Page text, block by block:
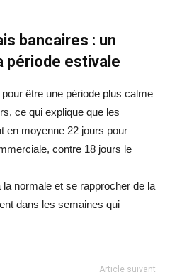
bancaires : un
période estivale
être une période plus calme
ce qui explique que les
en moyenne 22 jours pour
contre 18 jours le
normale et se rapprocher de la
dans les semaines qui
Article suivant